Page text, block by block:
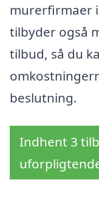
murerfirmaer
tilbyder også
tilbud, så du
beslutning.
Indhent 3